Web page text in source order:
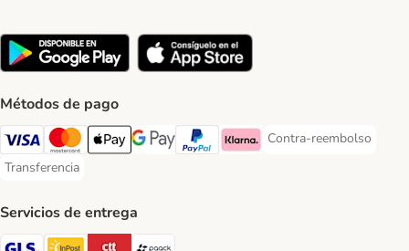
Métodos de pago
Visa Payment Method
Mastercard Payment Method
Apple Pay Payment Method
Google Pay Payment Method
PayPal Payment Method
Klarna Payment Method
Contra-reembolso
Contra-reembolso
Transferencia
Transferencia Payment Method
Servicios de entrega
GLS Shipping Method
InPost Shipping Method
CTTExpress Shipping Method
paack Shipping Method